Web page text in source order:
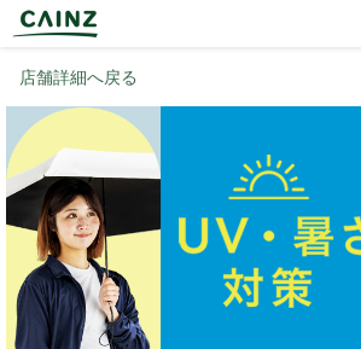
店舗詳細へ戻る